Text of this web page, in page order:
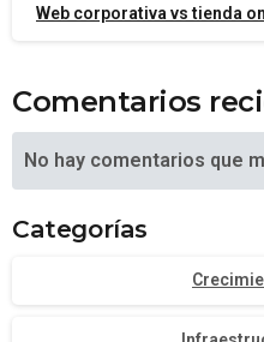
Web corporativa vs tienda
Comentarios
No hay comentarios que
Categorías